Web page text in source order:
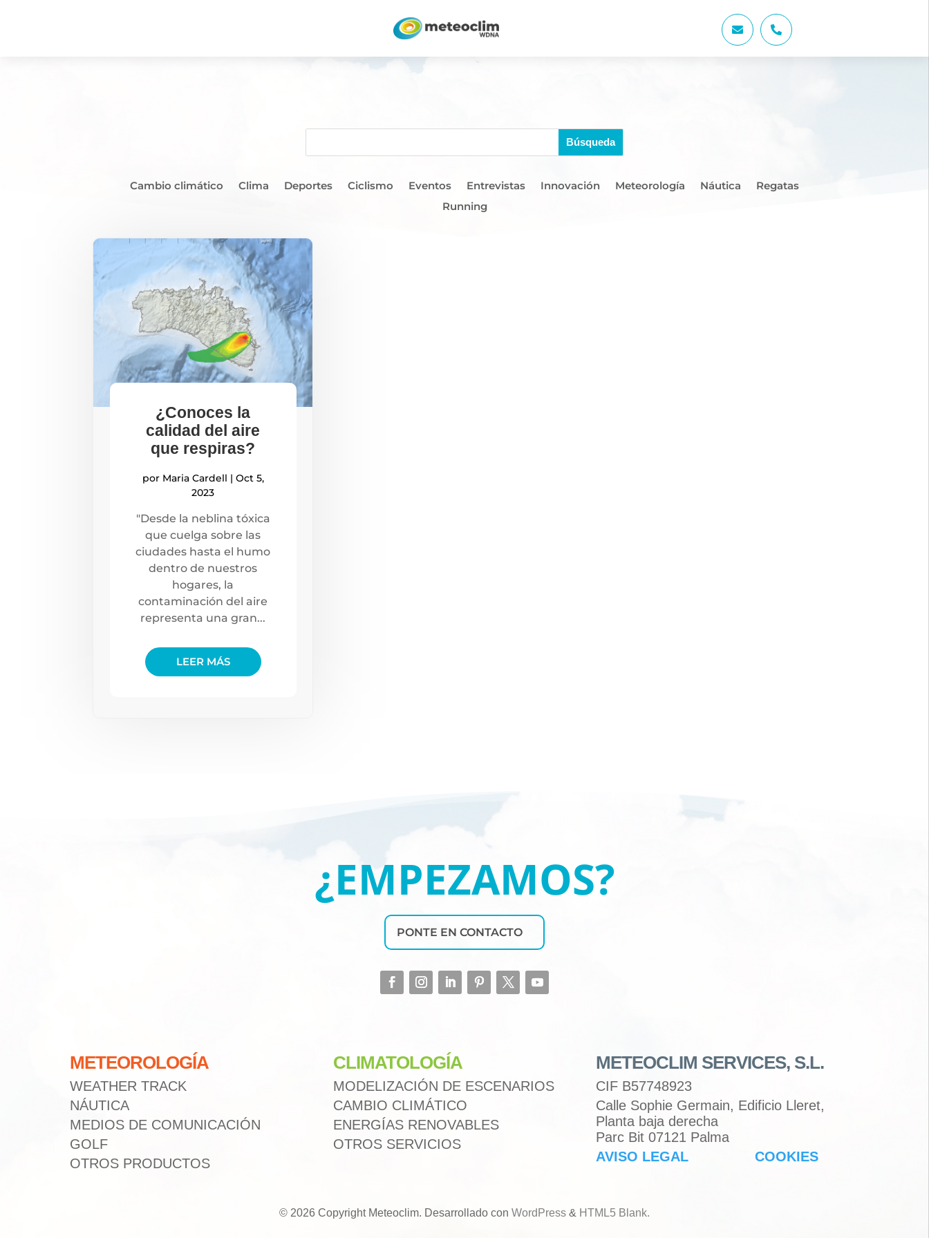
 
Cambio climático Clima Deportes Ciclismo Eventos Entrevistas Innovación Meteorología Náutica
Regatas
Running
¿Conoces la
calidad del aire
que respiras?
por Maria Cardell | Oct 5,
2023
"Desde la neblina tóxica
que cuelga sobre las
ciudades hasta el humo
dentro de nuestros
hogares, la
contaminación del aire
representa una gran...
LEER MÁS
¿EMPEZAMOS?
PONTE EN CONTACTO
METEOROLOGÍA
WEATHER TRACK
NÁUTICA
MEDIOS DE COMUNICACIÓN
GOLF
OTROS PRODUCTOS
CLIMATOLOGÍA
MODELIZACIÓN DE ESCENARIOS
CAMBIO CLIMÁTICO
ENERGÍAS RENOVABLES
OTROS SERVICIOS
METEOCLIM SERVICES, S.L.
CIF B57748923
Calle Sophie Germain, Edificio Lleret,
Planta baja derecha
Parc Bit 07121 Palma
AVISO LEGAL
COOKIES
© 2026 Copyright Meteoclim. Desarrollado con WordPress & HTML5 Blank.